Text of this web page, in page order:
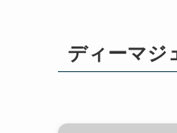
ディーマジ